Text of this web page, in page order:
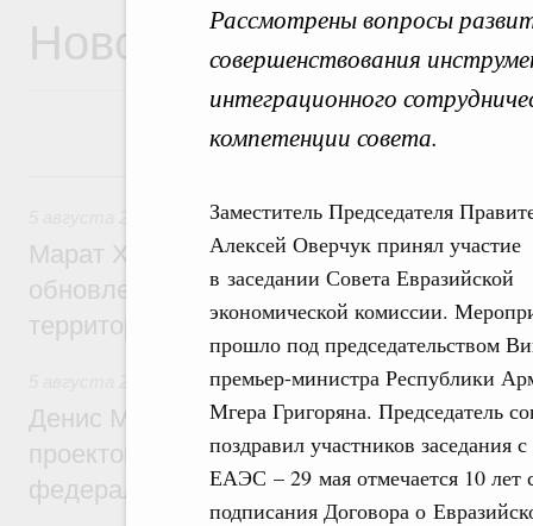
Рассмотрены вопросы
совершенствования
интеграционного
компетенции совета.
Заместитель Председателя
Алексей Оверчук принял участие
в заседании Совета Евразийской
экономической комиссии.
прошло под председательством
премьер-министра Республики
Мгера Григоряна. Председатель
поздравил участников заседания
ЕАЭС – 29 мая отмечается 10 лет
подписания Договора о
Новости
Жилищно-коммунальное хозяйство
Марат Хуснуллин: Более 4,3 тыс.
обновлено в России при участии Фонда
территорий
Инструменты развития территорий.
Денис Мантуров провёл совещание по
проектов института кураторства в
федеральном округе